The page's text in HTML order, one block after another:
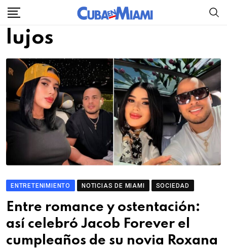
Skip
content
lujos
ENTRETENIMIENTO NOTICIAS DE MIAMI SOCIEDAD
Entre romance y ostentación:
así celebró Jacob Forever el
cumpleaños de su novia Roxana